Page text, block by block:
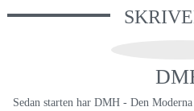
Sedan starten har DMH - Den